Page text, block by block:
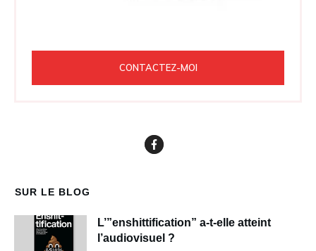
CONTACTEZ-MOI
SUR LE BLOG
L’”enshittification” a-t-elle atteint
l’audiovisuel ?